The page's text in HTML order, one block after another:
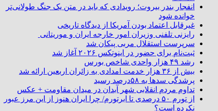
انفجار بندر بیروت؛ رویدادی که باید در متن یک جنگ طولانی‌تر
خوانده شود
غیرقابل اعتماد بودن آمریکا از دیدگاه تاریخی
رایزنی تلفنی وزیران امور خارجه ایران و موریتانی
سرپرست استقلال مربی پیکان شد
ثبت‌نام برای حضور در اینوتکس ۲۰۲۶ آغاز شد
رشد ۴۹ هزار واحدی شاخص بورس
بیش از ۳۶ هزار خدمت امدادی به زائران اربعین ارائه شد
پرشدگی سدها به ۵۸درصد رسید
تداوم مردم انقلابی شهر آبدان در میدان مقاومت + عکس
از تورم ۵۰ درصدی تا ابرتورم/ چرا ایران هنوز از این مرز عبور
نکرده است؟